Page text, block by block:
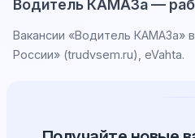
Водитель КАМАЗа —
Вакансии «Водитель КАМАЗа»
России» (trudvsem.ru), eVahta.